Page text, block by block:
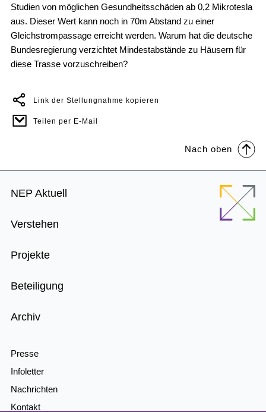
Studien von möglichen Gesundheitsschäden ab 0,2 Mikrotesla
aus. Dieser Wert kann noch in 70m Abstand zu einer
Gleichstrompassage erreicht werden. Warum hat die deutsche
Bundesregierung verzichtet Mindestabstände zu Häusern für
diese Trasse vorzuschreiben?
Link der Stellungnahme kopieren
Teilen per E-Mail
Nach oben
Footer
NEP Aktuell
Verstehen
Projekte
Beteiligung
Archiv
Presse
Infoletter
Nachrichten
Kontakt